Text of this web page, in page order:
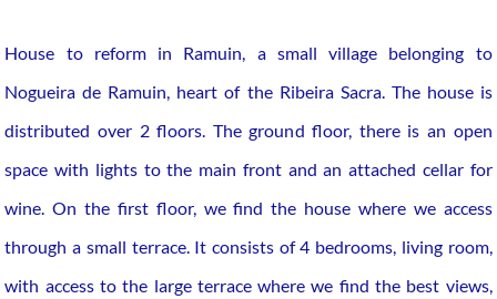
House to reform in Ramuin, a small village belonging to
Nogueira de Ramuin, heart of the Ribeira Sacra. The house is
distributed over 2 floors. The ground floor, there is an open
space with lights to the main front and an attached cellar for
wine. On the first floor, we find the house where we access
through a small terrace. It consists of 4 bedrooms, living room,
with access to the large terrace where we find the best views,